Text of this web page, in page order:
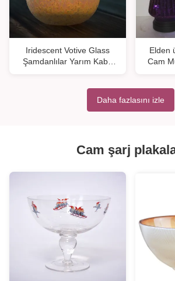
Iridescent Votive Glass
Şamdanlılar Yarım Kaba
Elden
Cam
Daha fazlasını izle
Cam şarj